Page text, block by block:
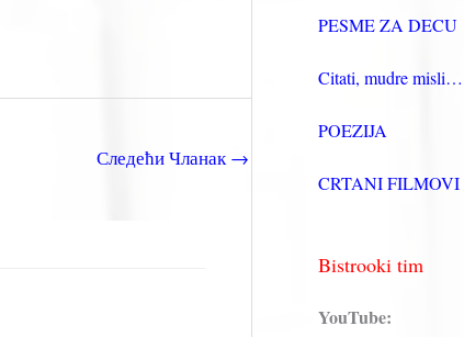
Следећи Чланак →
PESME ZA DECU
Citati, mudre misli…
POEZIJA
CRTANI FILMOVI
Bistrooki tim
YouTube: